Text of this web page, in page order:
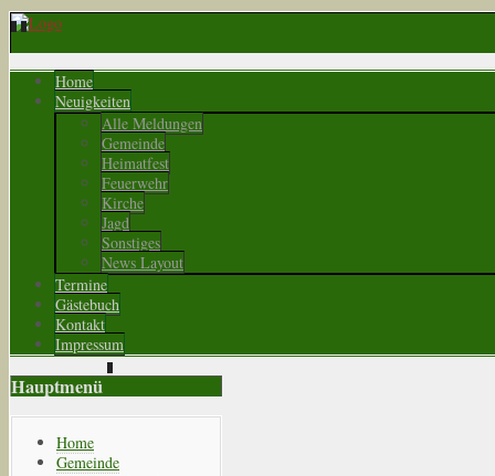
Home
Neuigkeiten
Alle Meldungen
Gemeinde
Heimatfest
Feuerwehr
Kirche
Jagd
Sonstiges
News Layout
Termine
Gästebuch
Kontakt
Impressum
Hauptmenü
Home
Gemeinde